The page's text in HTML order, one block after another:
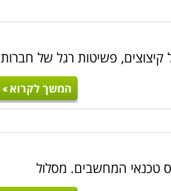
קיצוצים, פשיטות רגל של חברות
המשך לקרוא
טכנאי המחשבים. מסלול